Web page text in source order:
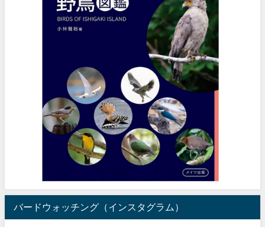
バードウォッチング（インスタグラム）